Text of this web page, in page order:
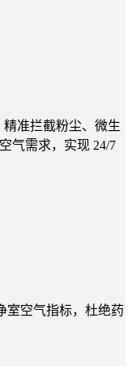
准拦截粉尘、微生
气需求，实现 24/7
室空气指标，杜绝药